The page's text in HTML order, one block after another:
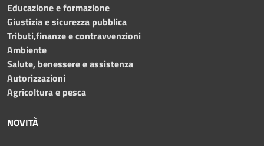
Educazione e formazione
Giustizia e sicurezza pubblica
Tributi,finanze e contravvenzioni
Ambiente
Salute, benessere e assistenza
Autorizzazioni
Agricoltura e pesca
NOVITÀ